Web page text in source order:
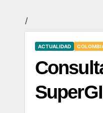
/
ACTUALIDAD